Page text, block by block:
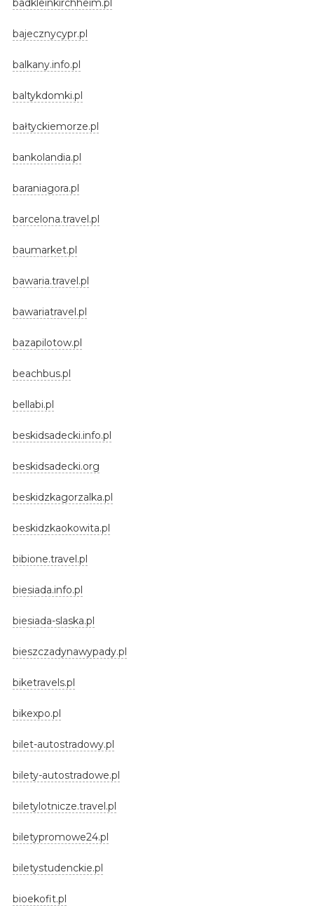
badkleinkirchheim.pl
bajecznycypr.pl
balkany.info.pl
baltykdomki.pl
bałtyckiemorze.pl
bankolandia.pl
baraniagora.pl
barcelona.travel.pl
baumarket.pl
bawaria.travel.pl
bawariatravel.pl
bazapilotow.pl
beachbus.pl
bellabi.pl
beskidsadecki.info.pl
beskidsadecki.org
beskidzkagorzalka.pl
beskidzkaokowita.pl
bibione.travel.pl
biesiada.info.pl
biesiada-slaska.pl
bieszczadynawypady.pl
biketravels.pl
bikexpo.pl
bilet-autostradowy.pl
bilety-autostradowe.pl
biletylotnicze.travel.pl
biletypromowe24.pl
biletystudenckie.pl
bioekofit.pl